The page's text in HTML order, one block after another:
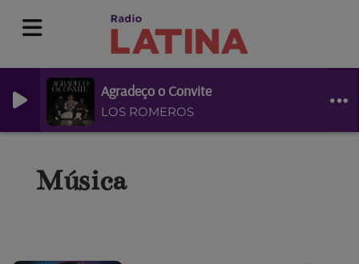
Agradeço o Convite
LOS ROMEROS
Música